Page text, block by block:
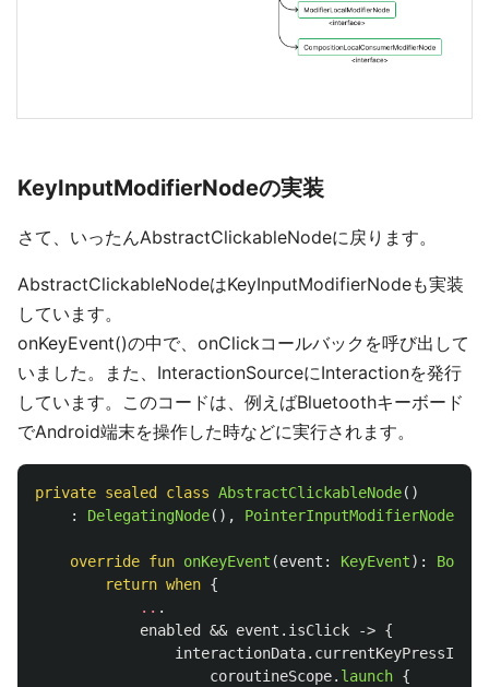
KeyInputModifierNodeの実装
さて、いったんAbstractClickableNodeに戻ります。
AbstractClickableNodeはKeyInputModifierNodeも実装
しています。
onKeyEvent()の中で、onClickコールバックを呼び出して
いました。また、InteractionSourceにInteractionを発行
しています。このコードは、例えばBluetoothキーボード
でAndroid端末を操作した時などに実行されます。
private sealed class AbstractClickableNode()
:
DelegatingNode(), PointerInputModifierNode
override fun onKeyEvent (event : KeyEvent):
return when {
.. .
enabled
&& event . isClick -> {
interactionData.
coroutineScope. launch {